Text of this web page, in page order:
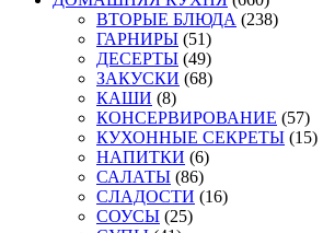
ВТОРЫЕ БЛЮДА (238)
ГАРНИРЫ (51)
ДЕСЕРТЫ (49)
ЗАКУСКИ (68)
КАШИ (8)
КОНСЕРВИРОВАНИЕ (57)
КУХОННЫЕ СЕКРЕТЫ (15)
НАПИТКИ (6)
САЛАТЫ (86)
СЛАДОСТИ (16)
СОУСЫ (25)